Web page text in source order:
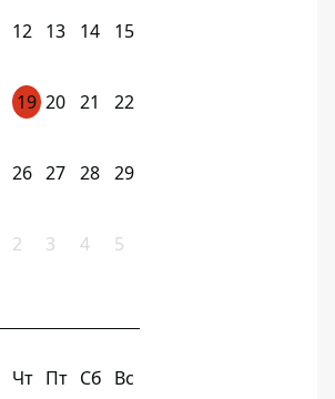
12 13 14 15
19 20 21 22
26 27 28 29
2 3 4 5
Чт Пт Сб Вс